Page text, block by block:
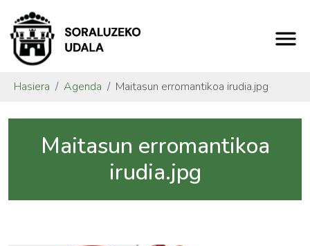
Hasiera Agenda Maitasun erromantikoa irudia.jpg
Maitasun erromantikoa
irudia.jpg